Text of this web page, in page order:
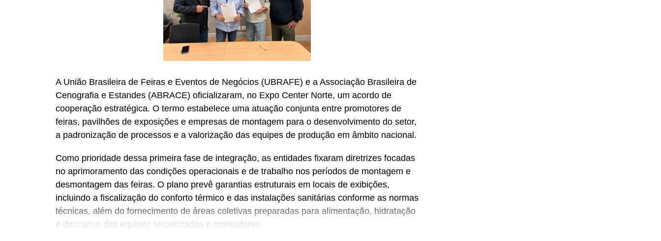
A União Brasileira de Feiras e Eventos de Negócios (UBRAFE) e a Associação Brasileira de
Cenografia e Estandes (ABRACE) oficializaram, no Expo Center Norte, um acordo de
cooperação estratégica. O termo estabelece uma atuação conjunta entre promotores de
feiras, pavilhões de exposições e empresas de montagem para o desenvolvimento do setor,
a padronização de processos e a valorização das equipes de produção em âmbito nacional.
Como prioridade dessa primeira fase de integração, as entidades fixaram diretrizes focadas
no aprimoramento das condições operacionais e de trabalho nos períodos de montagem e
desmontagem das feiras. O plano prevê garantias estruturais em locais de exibições,
incluindo a fiscalização do conforto térmico e das instalações sanitárias conforme as normas
técnicas, além do fornecimento de áreas coletivas preparadas para alimentação, hidratação
e descanso das equipes terceirizadas e montadores.